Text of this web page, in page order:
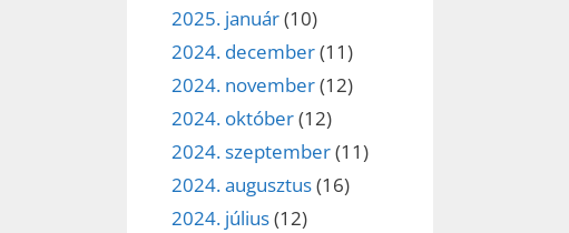
2025. január(10)
2024. december(11)
2024. november(12)
2024. október(12)
2024. szeptember(11)
2024. augusztus(16)
2024. július(12)